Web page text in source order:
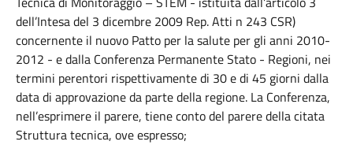
dell’Intesa del 3 dicembre 2009 Rep. Atti n 243 CSR)
concernente il nuovo Patto per la salute per gli anni 2010-
2012 - e dalla Conferenza Permanente Stato - Regioni, nei
termini perentori rispettivamente di 30 e di 45 giorni dalla
data di approvazione da parte della regione. La Conferenza,
nell’esprimere il parere, tiene conto del parere della citata
Struttura tecnica, ove espresso;